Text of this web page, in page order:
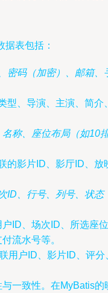
表包括：
密码（加密）、邮箱、
型、导演、主演、简介
名称、座位布局（如10
的影片ID、影厅ID、放
ID、行号、列号、状态
户ID、场次ID、所选座位
流水号等。
用户ID、影片ID、评分
一致性。在MyBatis的